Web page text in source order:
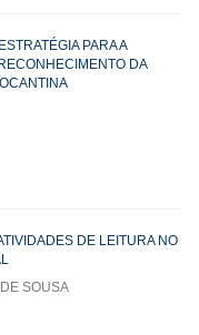
PARA A
DA
DE LEITURA NO
SOUSA